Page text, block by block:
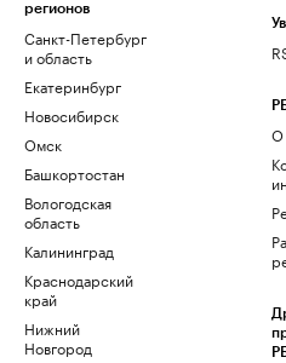
регионов
Санкт-Петербург
и область
Екатеринбург
Новосибирск
Омск
Башкортостан
Вологодская
область
Калининград
Краснодарский
край
Нижний
Новгород
О